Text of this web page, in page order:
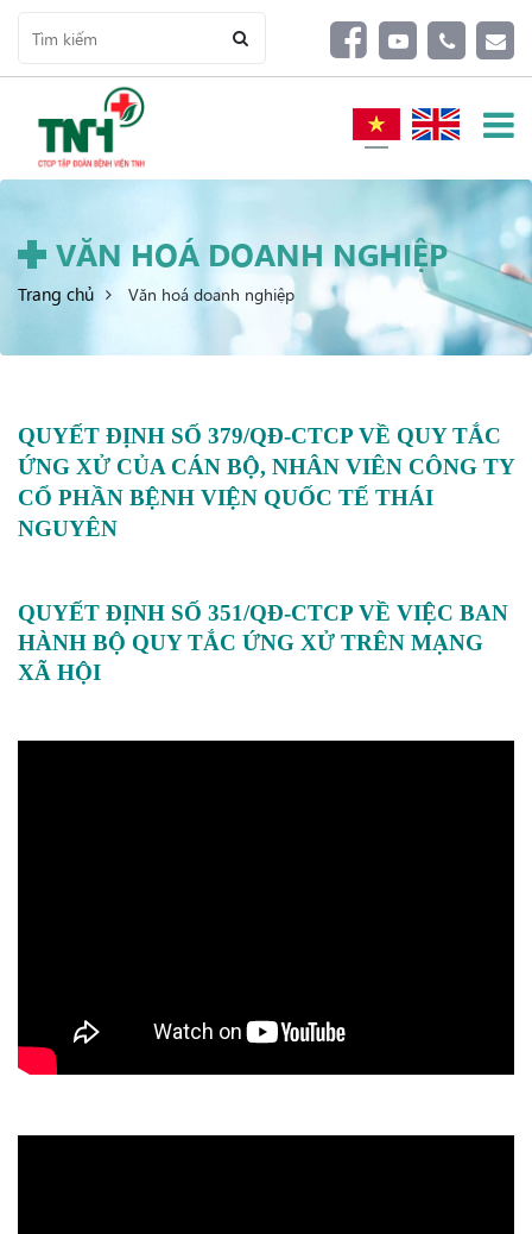
VĂN HOÁ DOANH NGHIỆP
Trang chủ Văn hoá doanh nghiệp
QUYẾT ĐỊNH SỐ 379/QĐ-CTCP VỀ QUY TẮC
ỨNG XỬ CỦA CÁN BỘ, NHÂN VIÊN CÔNG TY
CỔ PHẦN BỆNH VIỆN QUỐC TẾ THÁI
NGUYÊN
QUYẾT ĐỊNH SỐ 351/QĐ-CTCP VỀ VIỆC BAN
HÀNH BỘ QUY TẮC ỨNG XỬ TRÊN MẠNG
XÃ HỘI